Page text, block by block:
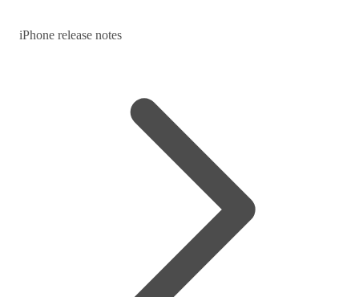
iPhone release notes